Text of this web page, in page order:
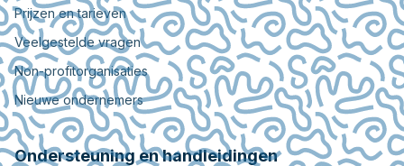
Prijzen en tarieven
Veelgestelde vragen
Non-profitorganisaties
Nieuwe ondernemers
Ondersteuning en handleidingen